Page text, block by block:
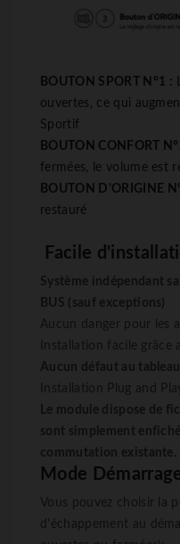
BOUTON SPORT N°1 :
ouvertes, ce qui
Sportif
BOUTON CONFORT
fermées, le volume est
BOUTON D'ORIGINE
restauré
Facile
Système indépendant
BUS (sauf exceptions)
Aucun danger pour les
Installation facile grâce
Aucun défaut au
Installation
Plug and
Le module dispose de
sont simplement
commutation existante.
Mode
Vous pouvez choisir la
d'échappement au